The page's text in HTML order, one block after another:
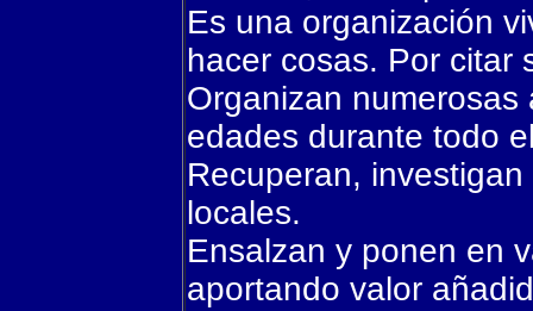
Es una organización
hacer cosas. Por citar
Organizan
edades durante todo
Recuperan,
locales.
Ensalzan y ponen en
aportando valor